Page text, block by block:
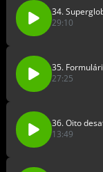
34.
29:10
35.
27:25
36. Oito
13:49